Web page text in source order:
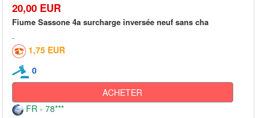
20,00 EUR
Fiume Sassone 4a surcharge inversée neuf sans cha
1,75 EUR
0
ACHETER
FR - 78***